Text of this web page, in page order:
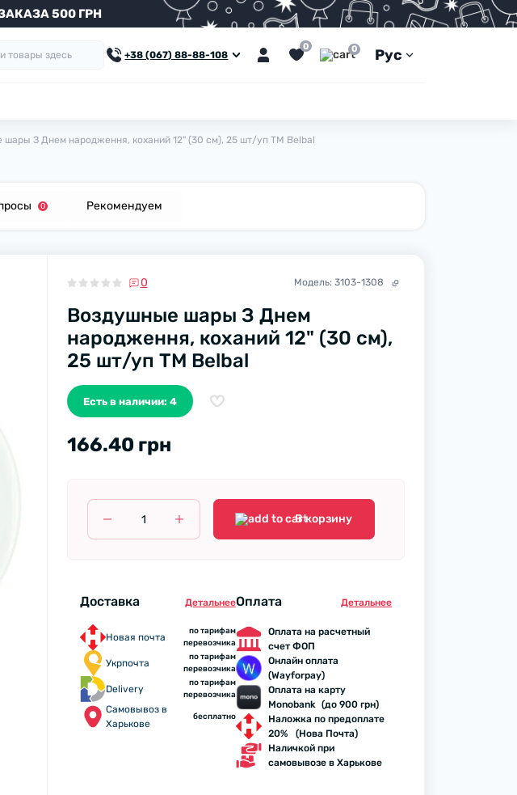
500 ГРН
+38 (067) 88-88-108
0 0 Рус
шары З Днем народження, коханий 12" (30 см), 25 шт/уп TM Belbal
0 Рекомендуем
0 Модель: 3103-1308
Воздушные шары З Днем
народження, коханий 12" (30 см),
25 шт/уп TM Belbal
Есть в наличии: 4
166.40 грн
В корзину
Доставка Детальнее
Новая почта
по тарифам
перевозчика
Укрпочта
по тарифам
перевозчика
Delivery
по тарифам
перевозчика
Самовывоз в
Харькове
бесплатно
Оплата Детальнее
Оплата на расчетный
счет ФОП
Онлайн оплата
(Wayforpay)
Оплата на карту
Monobank (до 900 грн)
Наложка по предоплате
20% (Нова Почта)
Наличкой при
самовывозе в Харькове